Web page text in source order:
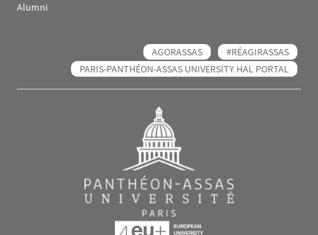
Alumni
AGORASSAS
#RÉAGIRASSAS
PARIS-PANTHÉON-ASSAS UNIVERSITY HAL PORTAL